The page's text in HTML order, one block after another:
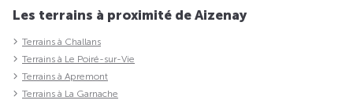
Les terrains à proximité de Aizenay
Terrains à Challans
Terrains à Le Poiré-sur-Vie
Terrains à Apremont
Terrains à La Garnache